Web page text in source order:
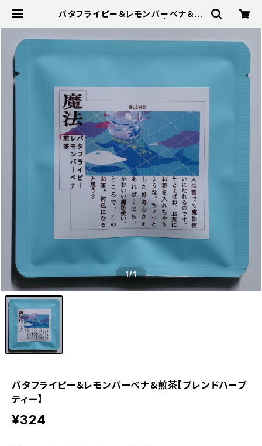
バタフライピー＆レモンバーベナ＆煎
1/1
バタフライピー＆レモンバーベナ＆煎茶【ブレンドハーブ
ティー】
¥324